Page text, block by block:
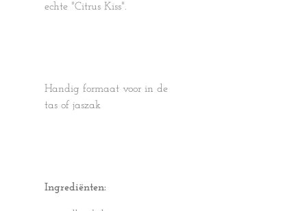
echte "Citrus Kiss".
Handig formaat voor in de
tas of jaszak
Ingrediënten: